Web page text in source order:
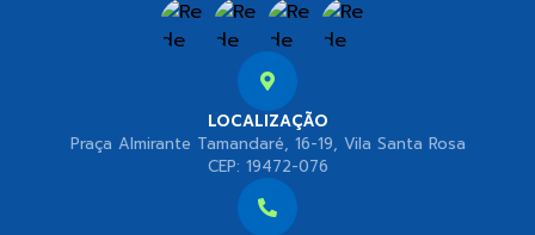
LOCALIZAÇÃO
Praça Almirante Tamandaré, 16-19, Vila Santa Rosa
CEP: 19472-076